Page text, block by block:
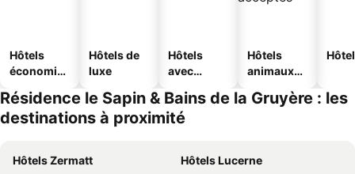
Hôtels
économiq
Hôtels de
luxe
Hôtels
avec
Hôtels
animaux
Résidence le Sapin & Bains de la Gruyère : les
destinations à proximité
Hôtels Zermatt
Hôtels Lucerne